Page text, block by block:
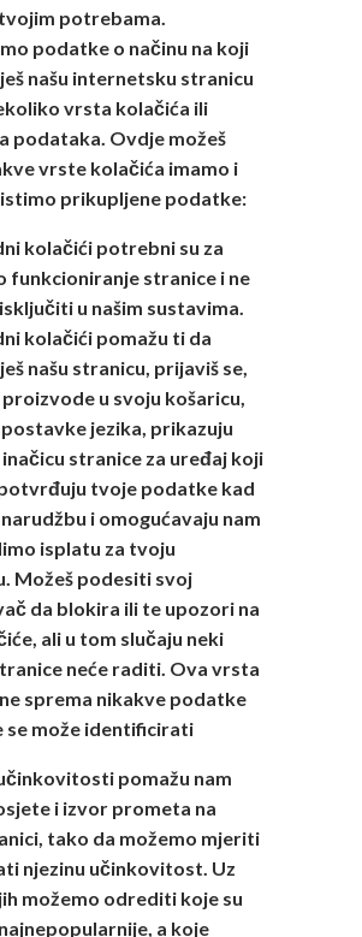
potrebama.
podatke o načinu na koji
našu internetsku stranicu
vrsta kolačića ili
podataka. Ovdje možeš
vrste kolačića imamo i
prikupljene podatke:
kolačići potrebni su za
funkcioniranje stranice i ne
u našim sustavima.
kolačići pomažu ti da
našu stranicu, prijaviš se,
proizvode u svoju košaricu,
jezika, prikazuju
stranice za uređaj koji
tvoje podatke kad
i omogućavaju nam
isplatu za tvoju
Možeš podesiti svoj
da blokira ili te upozori na
ali u tom slučaju neki
neće raditi. Ova vrsta
sprema nikakve podatke
se može identificirati
pomažu nam
i izvor prometa na
tako da možemo mjeriti
njezinu učinkovitost. Uz
možemo odrediti koje su
a koje